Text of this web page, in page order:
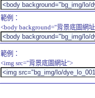
範例：
<body background="背景底圖網
範例：
<img src="背景底圖網址">